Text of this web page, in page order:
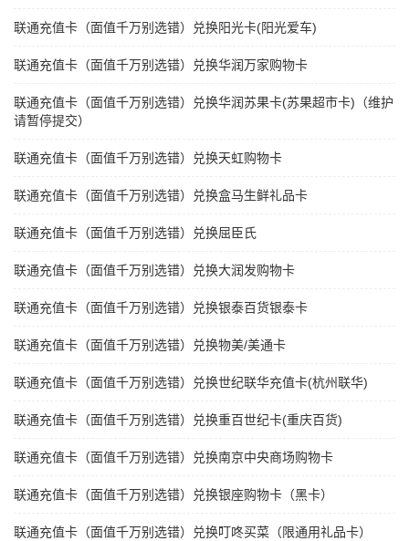
联通充值卡（面值千万别选错）兑换阳光卡(阳光爱车)
联通充值卡（面值千万别选错）兑换华润万家购物卡
联通充值卡（面值千万别选错）兑换华润苏果卡(苏果超市卡)（维护
请暂停提交）
联通充值卡（面值千万别选错）兑换天虹购物卡
联通充值卡（面值千万别选错）兑换盒马生鲜礼品卡
联通充值卡（面值千万别选错）兑换屈臣氏
联通充值卡（面值千万别选错）兑换大润发购物卡
联通充值卡（面值千万别选错）兑换银泰百货银泰卡
联通充值卡（面值千万别选错）兑换物美/美通卡
联通充值卡（面值千万别选错）兑换世纪联华充值卡(杭州联华)
联通充值卡（面值千万别选错）兑换重百世纪卡(重庆百货)
联通充值卡（面值千万别选错）兑换南京中央商场购物卡
联通充值卡（面值千万别选错）兑换银座购物卡（黑卡）
联通充值卡（面值千万别选错）兑换叮咚买菜（限通用礼品卡）